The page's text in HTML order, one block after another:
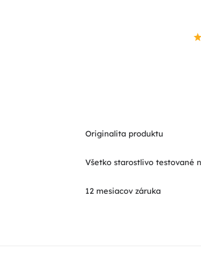
Originalita produktu
Všetko starostlivo testované
12 mesiacov záruka